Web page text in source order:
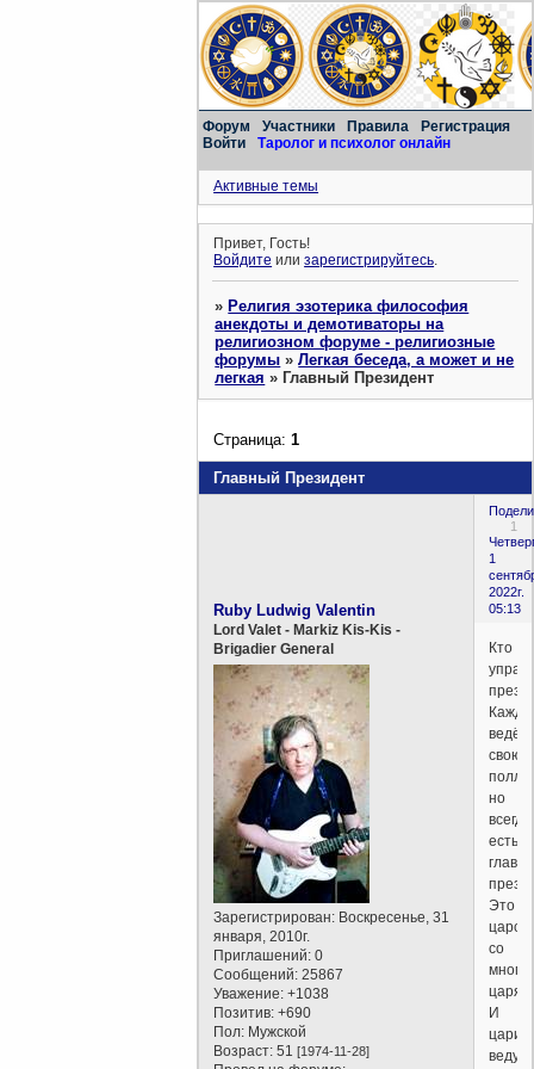
Форум Участники Правила
Регистрация
Войти
Таролог и психолог онлайн
Активные темы
Привет, Гость!
Войдите илизарегистрируйтесь.
»Религия эзотерика философия
анекдоты и демотиваторы на
религиозном форуме - религиозные
форумы »Легкая беседа, а может и не
легкая »Главный Президент
Главный Президент
Страница:1
1
1
2022г.
05:13
Ruby Ludwig Valentin
Lord Valet - Markiz Kis-Kis -
Brigadier General
Зарегистрирован: Воскресенье, 31
января, 2010г.
Приглашений: 0
Сообщений: 25867
Уважение: +1038
Позитив: +690
Пол: Мужской
Возраст: 51[1974-11-28]
Кто
ведёт
свою
но
всегда
есть
Это
со
И
цари
ведут